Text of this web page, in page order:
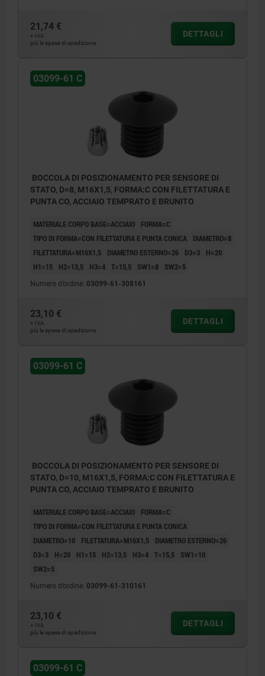
21,74 €
+ IVA
più le spese di spedizione
DETTAGLI
03099-61 C
BOCCOLA DI POSIZIONAMENTO PER SENSORE DI
STATO, D=8, M16X1,5, FORMA:C CON FILETTATURA E
PUNTA CO, ACCIAIO TEMPRATO E BRUNITO
MATERIALE CORPO BASE=ACCIAIO
FORMA=C
TIPO DI FORMA=CON FILETTATURA E PUNTA CONICA
DIAMETRO=8
FILETTATURA=M16X1,5
DIAMETRO ESTERNO=26 D3=3
H=20
H1=15
H2=13,5 H3=4 T=15,5 SW1=8 SW2=5
Numero d’ordine: 03099-61-308161
23,10 €
+ IVA
più le spese di spedizione
DETTAGLI
03099-61 C
BOCCOLA DI POSIZIONAMENTO PER SENSORE DI
STATO, D=10, M16X1,5, FORMA:C CON FILETTATURA E
PUNTA CO, ACCIAIO TEMPRATO E BRUNITO
MATERIALE CORPO BASE=ACCIAIO
FORMA=C
TIPO DI FORMA=CON FILETTATURA E PUNTA CONICA
DIAMETRO=10
FILETTATURA=M16X1,5
DIAMETRO ESTERNO=26
D3=3
H=20 H1=15 H2=13,5 H3=4 T=15,5
SW1=10
SW2=5
Numero d’ordine: 03099-61-310161
23,10 €
+ IVA
più le spese di spedizione
DETTAGLI
03099-61 C